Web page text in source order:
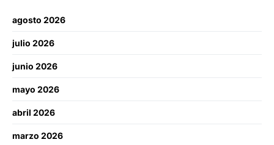
agosto 2026
julio 2026
junio 2026
mayo 2026
abril 2026
marzo 2026